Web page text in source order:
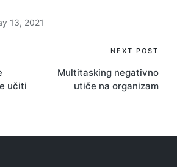
13, 2021
učiti
NEXT POST
Multitasking negativno
utiče na organizam